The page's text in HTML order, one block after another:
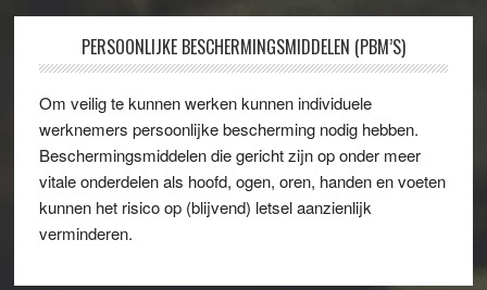
Footer
PERSOONLIJKE BESCHERMINGSMIDDELEN (PBM’S)
Om veilig te kunnen werken kunnen individuele
werknemers persoonlijke bescherming nodig hebben.
Beschermingsmiddelen die gericht zijn op onder meer
vitale onderdelen als hoofd, ogen, oren, handen en voeten
kunnen het risico op (blijvend) letsel aanzienlijk
verminderen.